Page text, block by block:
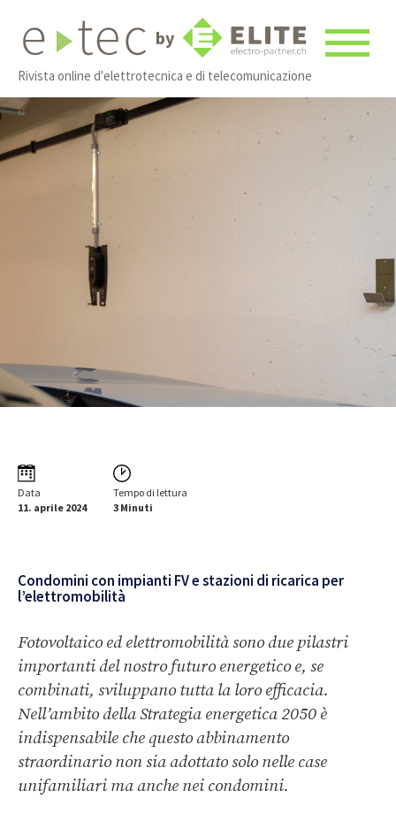
by
Rivista online d'elettrotecnica e di telecomunicazione
Data
11. aprile 2024
Tempo di lettura
3 Minuti
Condomini con impianti FV e stazioni di ricarica per
l’elettromobilità
Fotovoltaico ed elettromobilità sono due pilastri
importanti del nostro futuro energetico e, se
combinati, sviluppano tutta la loro efficacia.
Nell’ambito della Strategia energetica 2050 è
indispensabile che questo abbinamento
straordinario non sia adottato solo nelle case
unifamiliari ma anche nei condomini.